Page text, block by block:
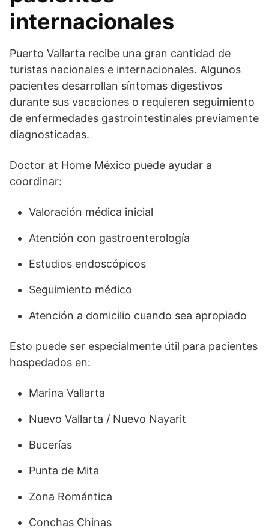
internacionales
Puerto Vallarta recibe una gran cantidad de
turistas nacionales e internacionales. Algunos
pacientes desarrollan síntomas digestivos
durante sus vacaciones o requieren seguimiento
de enfermedades gastrointestinales previamente
diagnosticadas.
Doctor at Home México puede ayudar a
coordinar:
Valoración médica inicial
Atención con gastroenterología
Estudios endoscópicos
Seguimiento médico
Atención a domicilio cuando sea apropiado
Esto puede ser especialmente útil para pacientes
hospedados en:
Marina Vallarta
Nuevo Vallarta / Nuevo Nayarit
Bucerías
Punta de Mita
Zona Romántica
Conchas Chinas